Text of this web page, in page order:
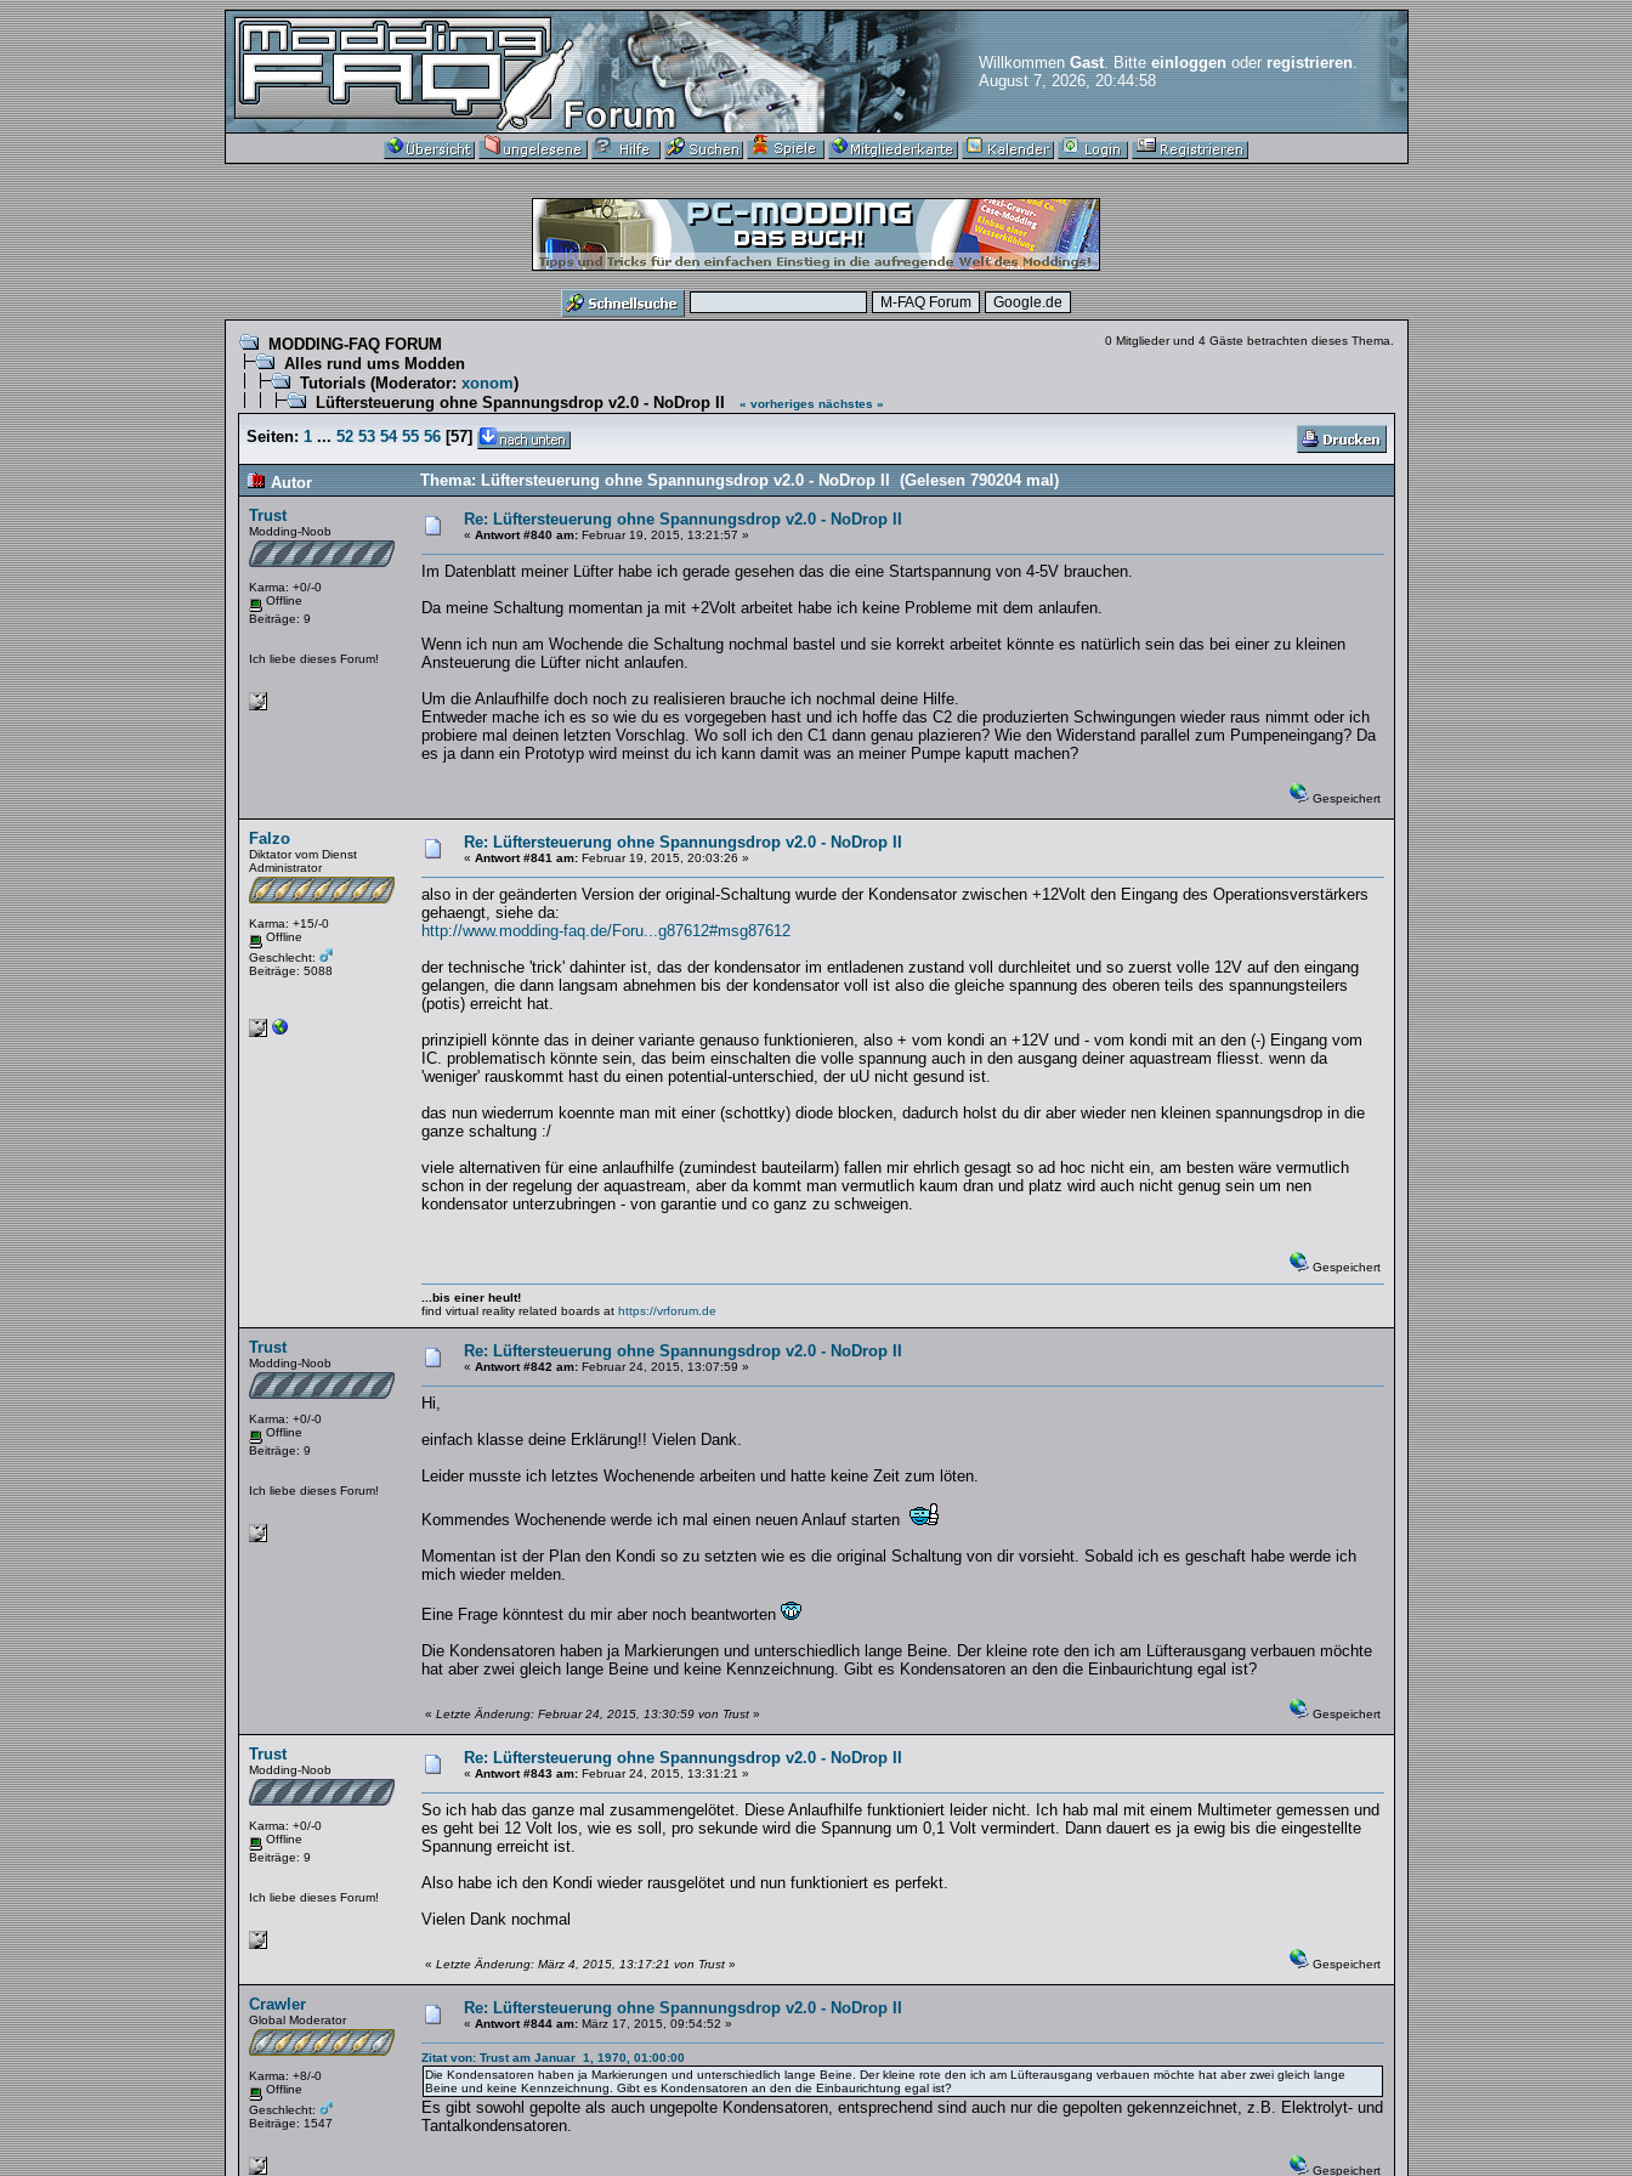
Willkommen Gast. Bitte einloggenoder registrieren.
August 7, 2026, 20:44:58
MODDING-FAQ FORUM
Alles rund ums Modden
Tutorials(Moderator: xonom)
Lüftersteuerung ohne Spannungsdrop v2.0 - NoDrop II
« vorheriges nächstes »
0 Mitglieder und 4 Gäste betrachten dieses Thema.
Seiten: 1 ... 52 53 54 55 56[57]
Autor
Thema: Lüftersteuerung ohne Spannungsdrop v2.0 - NoDrop II (Gelesen 790204 mal)
Trust
Modding-Noob
Karma: +0/-0
Offline
Beiträge: 9
Ich liebe dieses Forum!
Re: Lüftersteuerung ohne Spannungsdrop v2.0 - NoDrop II
« Antwort #840 am:Februar 19, 2015, 13:21:57 »
Im Datenblatt meiner Lüfter habe ich gerade gesehen das die eine Startspannung von 4-5V brauchen.
Da meine Schaltung momentan ja mit +2Volt arbeitet habe ich keine Probleme mit dem anlaufen.
Wenn ich nun am Wochende die Schaltung nochmal bastel und sie korrekt arbeitet könnte es natürlich sein das bei einer zu kleinen
Ansteuerung die Lüfter nicht anlaufen.
Um die Anlaufhilfe doch noch zu realisieren brauche ich nochmal deine Hilfe.
Entweder mache ich es so wie du es vorgegeben hast und ich hoffe das C2 die produzierten Schwingungen wieder raus nimmt oder ich
probiere mal deinen letzten Vorschlag. Wo soll ich den C1 dann genau plazieren? Wie den Widerstand parallel zum Pumpeneingang? Da
es ja dann ein Prototyp wird meinst du ich kann damit was an meiner Pumpe kaputt machen?
Gespeichert
Falzo
Diktator vom Dienst
Administrator
Karma: +15/-0
Offline
Geschlecht:
Beiträge: 5088
Re: Lüftersteuerung ohne Spannungsdrop v2.0 - NoDrop II
« Antwort #841 am:Februar 19, 2015, 20:03:26 »
also in der geänderten Version der original-Schaltung wurde der Kondensator zwischen +12Volt den Eingang des Operationsverstärkers
gehaengt, siehe da:
http://www.modding-faq.de/Foru...g87612#msg87612
der technische 'trick' dahinter ist, das der kondensator im entladenen zustand voll durchleitet und so zuerst volle 12V auf den eingang
gelangen, die dann langsam abnehmen bis der kondensator voll ist also die gleiche spannung des oberen teils des spannungsteilers
(potis) erreicht hat.
prinzipiell könnte das in deiner variante genauso funktionieren, also + vom kondi an +12V und - vom kondi mit an den (-) Eingang vom
IC. problematisch könnte sein, das beim einschalten die volle spannung auch in den ausgang deiner aquastream fliesst. wenn da
'weniger' rauskommt hast du einen potential-unterschied, der uU nicht gesund ist.
das nun wiederrum koennte man mit einer (schottky) diode blocken, dadurch holst du dir aber wieder nen kleinen spannungsdrop in die
ganze schaltung :/
viele alternativen für eine anlaufhilfe (zumindest bauteilarm) fallen mir ehrlich gesagt so ad hoc nicht ein, am besten wäre vermutlich
schon in der regelung der aquastream, aber da kommt man vermutlich kaum dran und platz wird auch nicht genug sein um nen
kondensator unterzubringen - von garantie und co ganz zu schweigen.
Gespeichert
...bis einer heult!
find virtual reality related boards at https://vrforum.de
Trust
Modding-Noob
Karma: +0/-0
Offline
Beiträge: 9
Ich liebe dieses Forum!
Re: Lüftersteuerung ohne Spannungsdrop v2.0 - NoDrop II
« Antwort #842 am:Februar 24, 2015, 13:07:59 »
Hi,
einfach klasse deine Erklärung!! Vielen Dank.
Leider musste ich letztes Wochenende arbeiten und hatte keine Zeit zum löten.
Kommendes Wochenende werde ich mal einen neuen Anlauf starten
Momentan ist der Plan den Kondi so zu setzten wie es die original Schaltung von dir vorsieht. Sobald ich es geschaft habe werde ich
mich wieder melden.
Eine Frage könntest du mir aber noch beantworten
Die Kondensatoren haben ja Markierungen und unterschiedlich lange Beine. Der kleine rote den ich am Lüfterausgang verbauen möchte
hat aber zwei gleich lange Beine und keine Kennzeichnung. Gibt es Kondensatoren an den die Einbaurichtung egal ist?
« Letzte Änderung: Februar 24, 2015, 13:30:59 von Trust» Gespeichert
Trust
Modding-Noob
Karma: +0/-0
Offline
Beiträge: 9
Ich liebe dieses Forum!
Re: Lüftersteuerung ohne Spannungsdrop v2.0 - NoDrop II
« Antwort #843 am:Februar 24, 2015, 13:31:21 »
So ich hab das ganze mal zusammengelötet. Diese Anlaufhilfe funktioniert leider nicht. Ich hab mal mit einem Multimeter gemessen und
es geht bei 12 Volt los, wie es soll, pro sekunde wird die Spannung um 0,1 Volt vermindert. Dann dauert es ja ewig bis die eingestellte
Spannung erreicht ist.
Also habe ich den Kondi wieder rausgelötet und nun funktioniert es perfekt.
Vielen Dank nochmal
« Letzte Änderung: März 4, 2015, 13:17:21 von Trust» Gespeichert
Crawler
Global Moderator
Karma: +8/-0
Offline
Geschlecht:
Beiträge: 1547
Re: Lüftersteuerung ohne Spannungsdrop v2.0 - NoDrop II
« Antwort #844 am:März 17, 2015, 09:54:52 »
Zitat von: Trust am Januar 1, 1970, 01:00:00
Die Kondensatoren haben ja Markierungen und unterschiedlich lange Beine. Der kleine rote den ich am Lüfterausgang verbauen möchte hat aber zwei gleich lange
Beine und keine Kennzeichnung. Gibt es Kondensatoren an den die Einbaurichtung egal ist?
Es gibt sowohl gepolte als auch ungepolte Kondensatoren, entsprechend sind auch nur die gepolten gekennzeichnet, z.B. Elektrolyt- und
Tantalkondensatoren.
Gespeichert